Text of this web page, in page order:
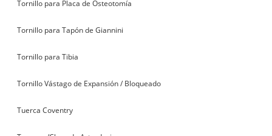
Tornillo para Placa de Osteotomía
Tornillo para Tapón de Giannini
Tornillo para Tibia
Tornillo Vástago de Expansión / Bloqueado
Tuerca Coventry